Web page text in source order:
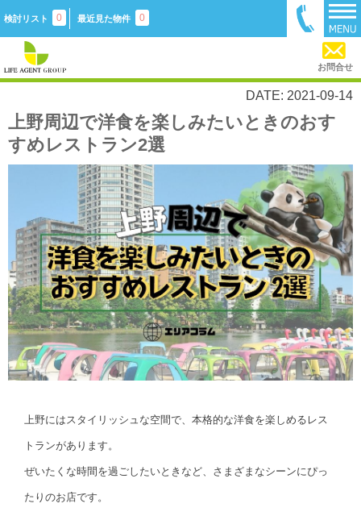
検討リスト 0 最近見た物件 0
お問合せ
DATE: 2021-09-14
上野周辺で洋食を楽しみたいときのおす
すめレストラン2選
上野にはスタイリッシュな空間で、本格的な洋食を楽しめるレス
トランがあります。
ぜいたくな時間を過ごしたいときなど、さまざまなシーンにぴっ
たりのお店です。